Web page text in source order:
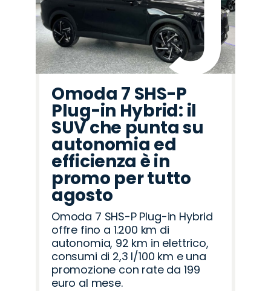
Omoda 7 SHS-P
Plug-in Hybrid: il
SUV che punta su
autonomia ed
efficienza è in
promo per tutto
agosto
Omoda 7 SHS-P Plug-in Hybrid
offre fino a 1.200 km di
autonomia, 92 km in elettrico,
consumi di 2,3 l/100 km e una
promozione con rate da 199
euro al mese.